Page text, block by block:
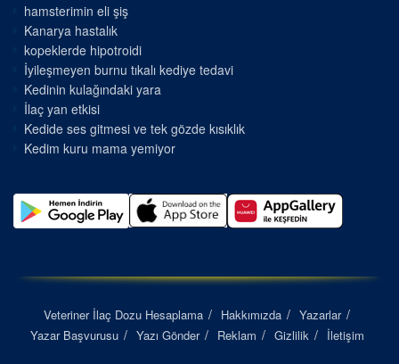
hamsterimin eli şiş
Kanarya hastalık
kopeklerde hipotroidi
İyileşmeyen burnu tıkalı kediye tedavi
Kedinin kulağındaki yara
İlaç yan etkisi
Kedide ses gitmesi ve tek gözde kısıklık
Kedim kuru mama yemiyor
Veteriner İlaç Dozu Hesaplama Hakkımızda
Yazarlar
Yazar Başvurusu
Yazı Gönder Reklam Gizlilik İletişim